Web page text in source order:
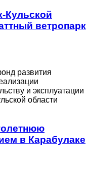
Кульской
ветропарк
развития
и эксплуатации
области
в Карабулаке